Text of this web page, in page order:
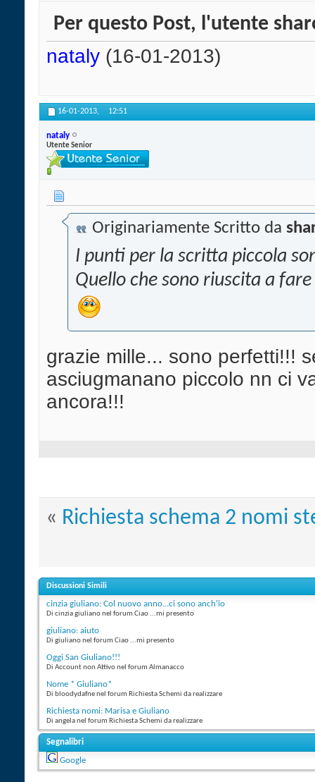
Per questo Post, l'utente
nataly (16-01-2013)
16-01-2013, 12:51
nataly
Utente Senior
Originariamente Scritto da
I punti per la scritta piccola
Quello che sono riuscita a
grazie mille... sono perfetti!!!
asciugmanano piccolo nn ci
ancora!!!
« Richiesta schema 2 nomi
Discussioni Simili
cinzia giuliano: Col nuovo anno...ci sono anch'io
Di cinzia giuliano nel forum Ciao ...mi presento
giuliano: aiuto
Di giuliano nel forum Ciao ...mi presento
Oggi San Giuliano!!!
Di Account non Attivo nel forum Almanacco
Nome * Giuliano*
Di bloodydafne nel forum Richiesta Schemi da realizzare
Richiesta nomi: Marisa e Giuliano
Di angela nel forum Richiesta Schemi da realizzare
Segnalibri
Google